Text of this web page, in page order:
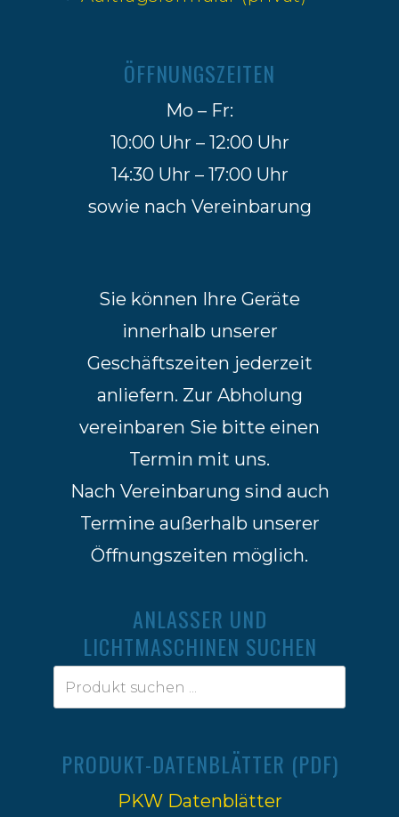
ÖFFNUNGSZEITEN
Mo – Fr:
10:00 Uhr – 12:00 Uhr
14:30 Uhr – 17:00 Uhr
sowie nach Vereinbarung
Sie können Ihre Geräte
innerhalb unserer
Geschäftszeiten jederzeit
anliefern. Zur Abholung
vereinbaren Sie bitte einen
Termin mit uns.
Nach Vereinbarung sind auch
Termine außerhalb unserer
Öffnungszeiten möglich.
ANLASSER UND
LICHTMASCHINEN SUCHEN
PRODUKT-DATENBLÄTTER (PDF)
PKW Datenblätter